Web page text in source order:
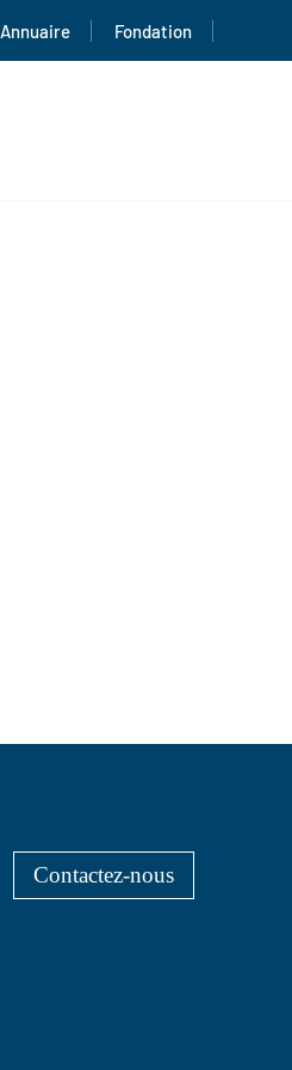
Annuaire Fondation
Contactez-nous